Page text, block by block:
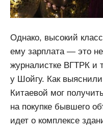
Однако, высокий
ему зарплата — это
журналистке ВГТРК и
у Шойгу. Как
Китаевой мог
на покупке бывшего
идет о комплексе